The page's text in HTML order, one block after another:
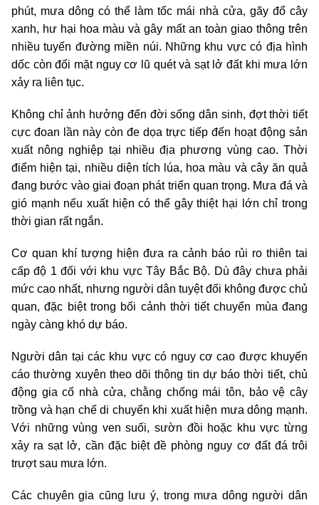
phút, mưa dông có thể làm tốc mái nhà cửa, gãy đổ cây
xanh, hư hại hoa màu và gây mất an toàn giao thông trên
nhiều tuyến đường miền núi. Những khu vực có địa hình
dốc còn đối mặt nguy cơ lũ quét và sạt lở đất khi mưa lớn
xảy ra liên tục.
Không chỉ ảnh hưởng đến đời sống dân sinh, đợt thời tiết
cực đoan lần này còn đe dọa trực tiếp đến hoạt động sản
xuất nông nghiệp tại nhiều địa phương vùng cao. Thời
điểm hiện tại, nhiều diện tích lúa, hoa màu và cây ăn quả
đang bước vào giai đoạn phát triển quan trọng. Mưa đá và
gió mạnh nếu xuất hiện có thể gây thiệt hại lớn chỉ trong
thời gian rất ngắn.
Cơ quan khí tượng hiện đưa ra cảnh báo rủi ro thiên tai
cấp độ 1 đối với khu vực Tây Bắc Bộ. Dù đây chưa phải
mức cao nhất, nhưng người dân tuyệt đối không được chủ
quan, đặc biệt trong bối cảnh thời tiết chuyển mùa đang
ngày càng khó dự báo.
Người dân tại các khu vực có nguy cơ cao được khuyến
cáo thường xuyên theo dõi thông tin dự báo thời tiết, chủ
động gia cố nhà cửa, chằng chống mái tôn, bảo vệ cây
trồng và hạn chế di chuyển khi xuất hiện mưa dông mạnh.
Với những vùng ven suối, sườn đồi hoặc khu vực từng
xảy ra sạt lở, cần đặc biệt đề phòng nguy cơ đất đá trôi
trượt sau mưa lớn.
Các chuyên gia cũng lưu ý, trong mưa dông người dân